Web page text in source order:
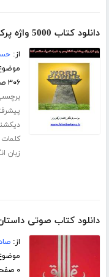
دانلود کتاب 5000 واژه پرکابرد انگلیسی به همراه تعریف مختصر
از:
۳۰۶ صفحه
زبان
دانلود کتاب صوتی
از:
۰ صفحه